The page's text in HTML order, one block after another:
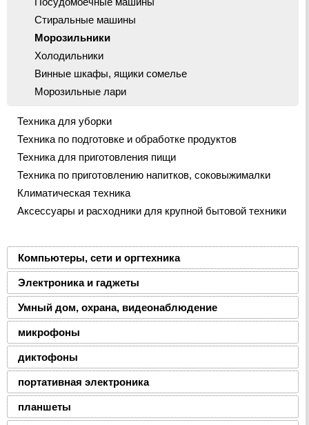
Стиральные машины
Морозильники
Холодильники
Винные шкафы, ящики сомелье
Морозильные лари
Техника для уборки
Техника по подготовке и обработке продуктов
Техника для приготовления пищи
Техника по приготовлению напитков, соковыжималки
Климатическая техника
Аксессуары и расходники для крупной бытовой техники
Компьютеры, сети и оргтехника
Электроника и гаджеты
Умный дом, охрана, видеонаблюдение
микрофоны
диктофоны
портативная электроника
планшеты